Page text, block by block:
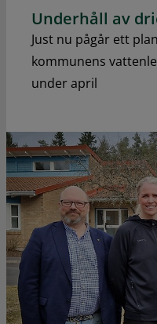
Underhåll av
Just nu pågår ett
kommunens
under april